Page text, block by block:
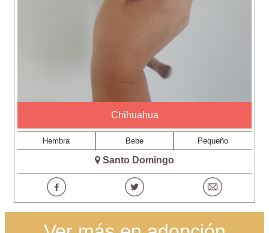
Chihuahua
Hembra Bebe Pequeño
Santo Domingo